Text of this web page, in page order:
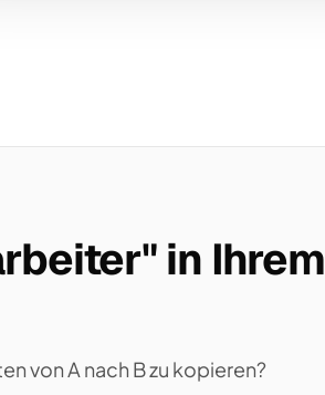
in Ihrem
von A nach B zu kopieren?